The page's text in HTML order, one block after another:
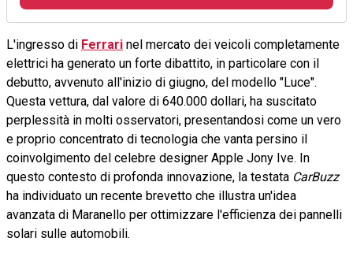
L'ingresso di Ferrari nel mercato dei veicoli completamente
elettrici ha generato un forte dibattito, in particolare con il
debutto, avvenuto all'inizio di giugno, del modello "Luce".
Questa vettura, dal valore di 640.000 dollari, ha suscitato
perplessità in molti osservatori, presentandosi come un vero
e proprio concentrato di tecnologia che vanta persino il
coinvolgimento del celebre designer Apple Jony Ive. In
questo contesto di profonda innovazione, la testata CarBuzz
ha individuato un recente brevetto che illustra un'idea
avanzata di Maranello per ottimizzare l'efficienza dei pannelli
solari sulle automobili.